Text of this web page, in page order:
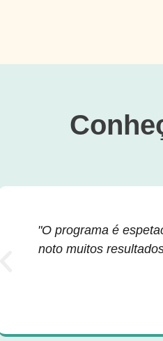
"O programa é
noto muitos